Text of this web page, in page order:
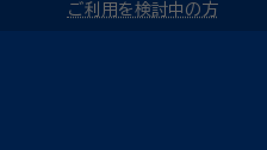
ご利用を検討中の方